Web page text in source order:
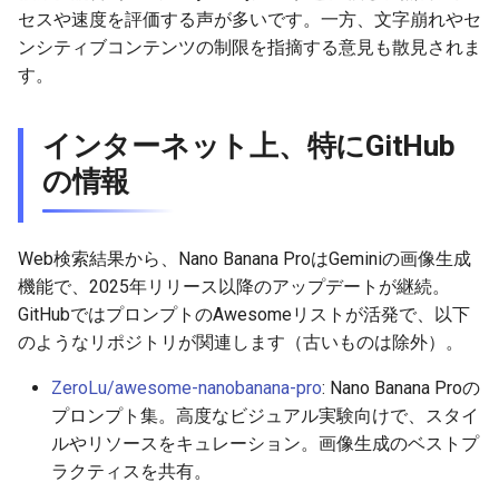
2026-05-29
2026-05-27
2026-05-25
2026-05-24
2026-05-22
2025-11-13
2025-11-11
2025-11-09
2025-11-08
2025-11-06
2026-05-29
2026-05-27
2026-05-25
2026-05-24
2026-05-22
2025-11-13
2025-11-11
2025-11-09
2025-11-08
2025-11-06
2025-11-13
2025-11-11
2025-11-10
2025-11-09
2025-11-08
2025-11-06
2025-11-05
2026-05-25
2026-05-23
2026-05-21
2026-05-20
2026-05-18
2025-11-13
2025-11-11
2025-11-09
2025-11-08
2025-11-06
2026-05-29
2026-05-27
2026-05-25
2026-05-24
2026-05-22
セスや速度を評価する声が多いです。一方、文字崩れやセ
ンシティブコンテンツの制限を指摘する意見も散見されま
す。
インターネット上、特にGitHub
の情報
Web検索結果から、Nano Banana ProはGeminiの画像生成
機能で、2025年リリース以降のアップデートが継続。
GitHubではプロンプトのAwesomeリストが活発で、以下
のようなリポジトリが関連します（古いものは除外）。
ZeroLu/awesome-nanobanana-pro: Nano Banana Proの
プロンプト集。高度なビジュアル実験向けで、スタイ
ルやリソースをキュレーション。画像生成のベストプ
ラクティスを共有。